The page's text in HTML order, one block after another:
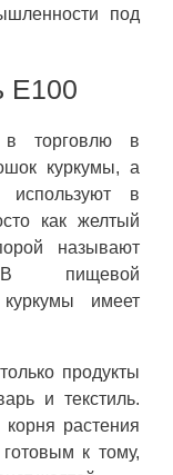
под
E100
в торговлю в
куркумы, а
в
как желтый
называют
пищевой
имеет
продукты
и текстиль.
растения
к тому,